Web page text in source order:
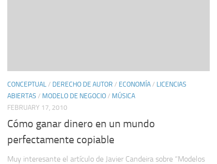
CONCEPTUAL/ DERECHO DE AUTOR / ECONOMÍA/ LICENCIAS
ABIERTAS / MODELO DE NEGOCIO/ MÚSICA
FEBRUARY 17, 2010
Cómo ganar dinero en un mundo
perfectamente copiable
Muy interesante el artículo de Javier Candeira sobre “Modelos